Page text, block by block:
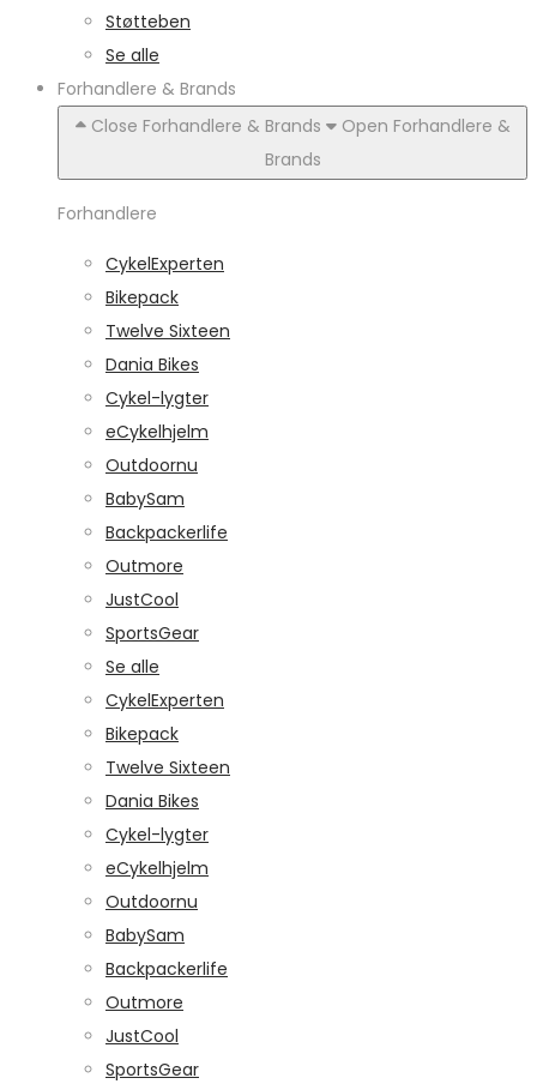
Støtteben
Se alle
Forhandlere & Brands
Close Forhandlere & Brands
Open Forhandlere &
Brands
Forhandlere
CykelExperten
Bikepack
Twelve Sixteen
Dania Bikes
Cykel-lygter
eCykelhjelm
Outdoornu
BabySam
Backpackerlife
Outmore
JustCool
SportsGear
Se alle
CykelExperten
Bikepack
Twelve Sixteen
Dania Bikes
Cykel-lygter
eCykelhjelm
Outdoornu
BabySam
Backpackerlife
Outmore
JustCool
SportsGear